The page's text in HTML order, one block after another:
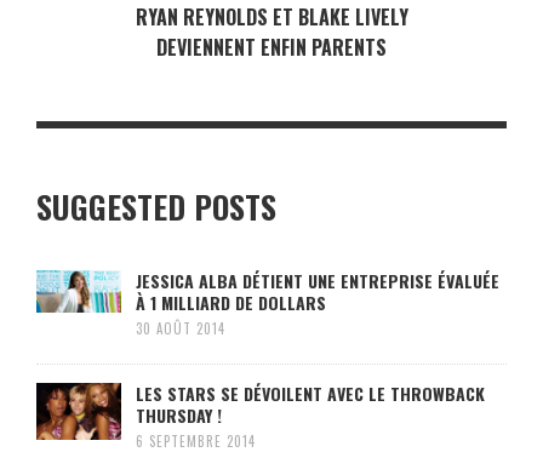
RYAN REYNOLDS ET BLAKE LIVELY
DEVIENNENT ENFIN PARENTS
SUGGESTED POSTS
JESSICA ALBA DÉTIENT UNE ENTREPRISE ÉVALUÉE
À 1 MILLIARD DE DOLLARS
30 AOÛT 2014
LES STARS SE DÉVOILENT AVEC LE THROWBACK
THURSDAY !
6 SEPTEMBRE 2014